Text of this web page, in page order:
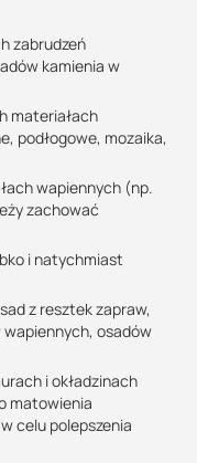
zabrudzeń
kamienia w
materiałach
podłogowe, mozaika,
wapiennych (np.
zachować
i natychmiast
z resztek zapraw,
osadów
i okładzinach
matowienia
celu polepszenia